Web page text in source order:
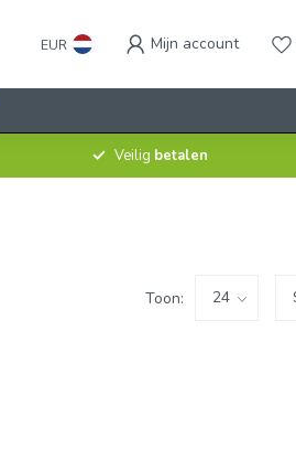
EUR Mijn account
Veilig betalen
Toon: